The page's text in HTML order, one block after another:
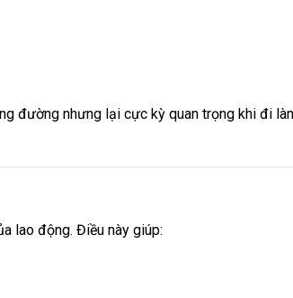
đường nhưng lại cực kỳ quan trọng khi đi
lao động. Điều này giúp: